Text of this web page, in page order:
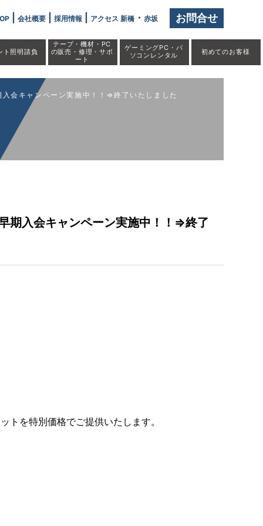
お問合せ
| 会社概要| 採用情報 アクセス 新橋・ 赤坂
ト照明請負
テープ・機材・PC
の販売・修理・サポ
ート
ゲーミングPC・パ
ソコンレンタル
初めてのお客様
会キャンペーン実施中！！⇒終了いたしました
期入会キャンペーン実施中！！⇒終了
を特別価格でご提供いたします。